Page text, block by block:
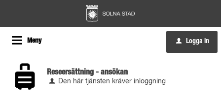
Meny u Logga in
Reseersättning - ansökan
Den här tjänsten kräver inloggning